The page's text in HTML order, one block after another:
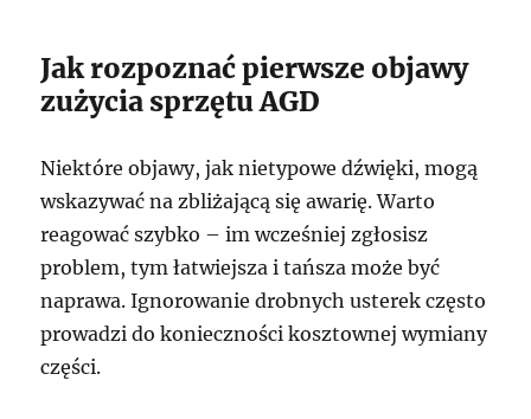
Jak rozpoznać pierwsze objawy
zużycia sprzętu AGD
Niektóre objawy, jak nietypowe dźwięki, mogą
wskazywać na zbliżającą się awarię. Warto
reagować szybko – im wcześniej zgłosisz
problem, tym łatwiejsza i tańsza może być
naprawa. Ignorowanie drobnych usterek często
prowadzi do konieczności kosztownej wymiany
części.